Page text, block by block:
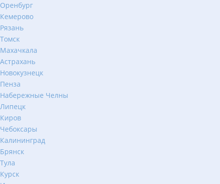
Оренбург
Кемерово
Рязань
Томск
Махачкала
Астрахань
Новокузнецк
Пенза
Набережные Челны
Липецк
Киров
Чебоксары
Калининград
Брянск
Тула
Курск